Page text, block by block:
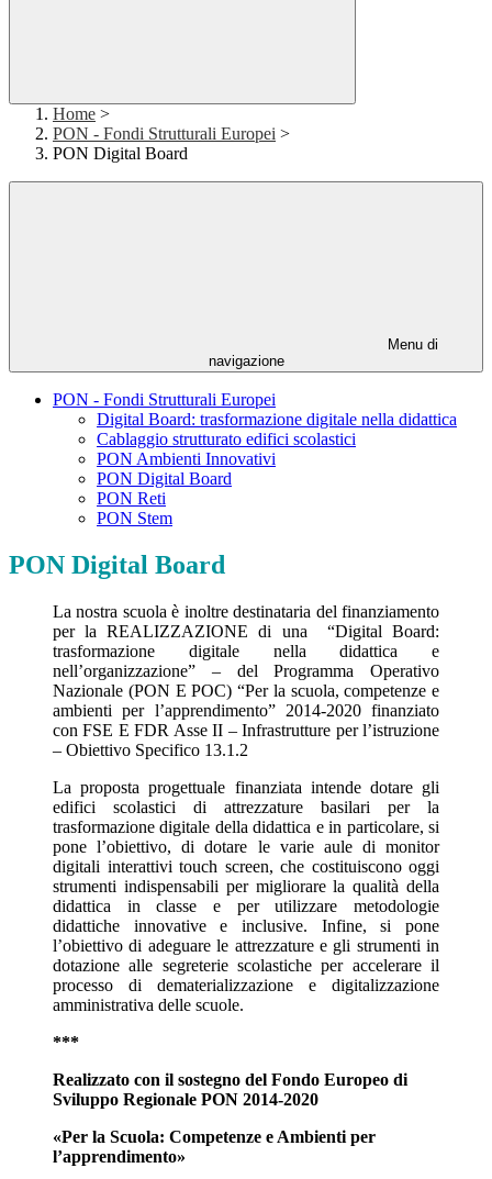
Home >
PON - Fondi Strutturali Europei >
PON Digital Board
Menu di
navigazione
PON - Fondi Strutturali Europei
Digital Board: trasformazione digitale nella didattica
Cablaggio strutturato edifici scolastici
PON Ambienti Innovativi
PON Digital Board
PON Reti
PON Stem
PON Digital Board
La nostra scuola è inoltre destinataria del finanziamento
per la REALIZZAZIONE di una “Digital Board:
trasformazione digitale nella didattica e
nell’organizzazione” – del Programma Operativo
Nazionale (PON E POC) “Per la scuola, competenze e
ambienti per l’apprendimento” 2014-2020 finanziato
con FSE E FDR Asse II – Infrastrutture per l’istruzione
– Obiettivo Specifico 13.1.2
La proposta progettuale finanziata intende dotare gli
edifici scolastici di attrezzature basilari per la
trasformazione digitale della didattica e in particolare, si
pone l’obiettivo, di dotare le varie aule di monitor
digitali interattivi touch screen, che costituiscono oggi
strumenti indispensabili per migliorare la qualità della
didattica in classe e per utilizzare metodologie
didattiche innovative e inclusive. Infine, si pone
l’obiettivo di adeguare le attrezzature e gli strumenti in
dotazione alle segreterie scolastiche per accelerare il
processo di dematerializzazione e digitalizzazione
amministrativa delle scuole.
***
Realizzato con il sostegno del Fondo Europeo di
Sviluppo Regionale PON 2014-2020
«Per la Scuola: Competenze e Ambienti per
l’apprendimento»